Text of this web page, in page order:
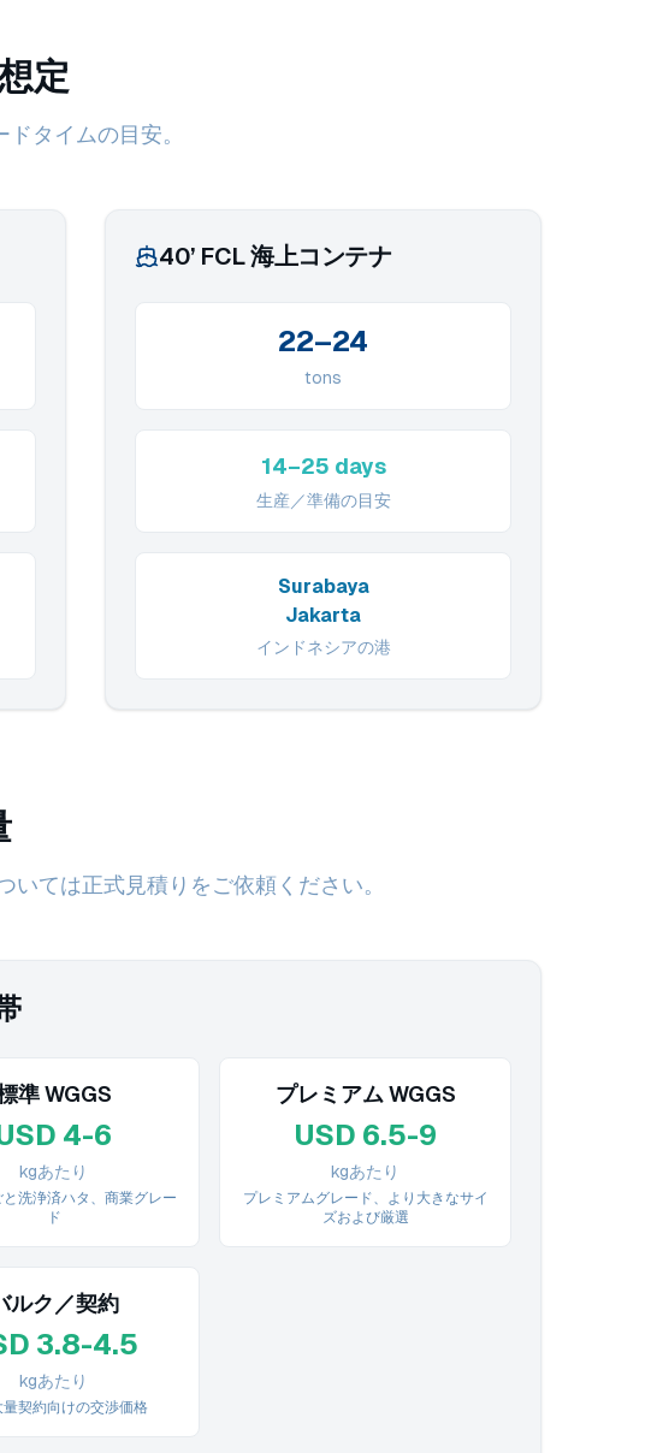
定
タイムの目安。
40’ FCL 海上コンテナ
22–24
tons
14–25 days
生産／準備の目安
Surabaya
Jakarta
インドネシアの港
ては正式見積りをご依頼ください。
準 WGGS
4-6
kgあたり
洗浄済ハタ、商業グレー
ド
プレミアム WGGS
USD 6.5-9
kgあたり
プレミアムグレード、より大きなサイ
ズおよび厳選
ルク／契約
3.8-4.5
kgあたり
量契約向けの交渉価格